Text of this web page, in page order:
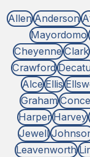
Allen Anderson
Mayordomo
Cheyenne Clark
Crawford
Alce Ellis
Graham
Harper Harvey
Jewell
Leavenworth